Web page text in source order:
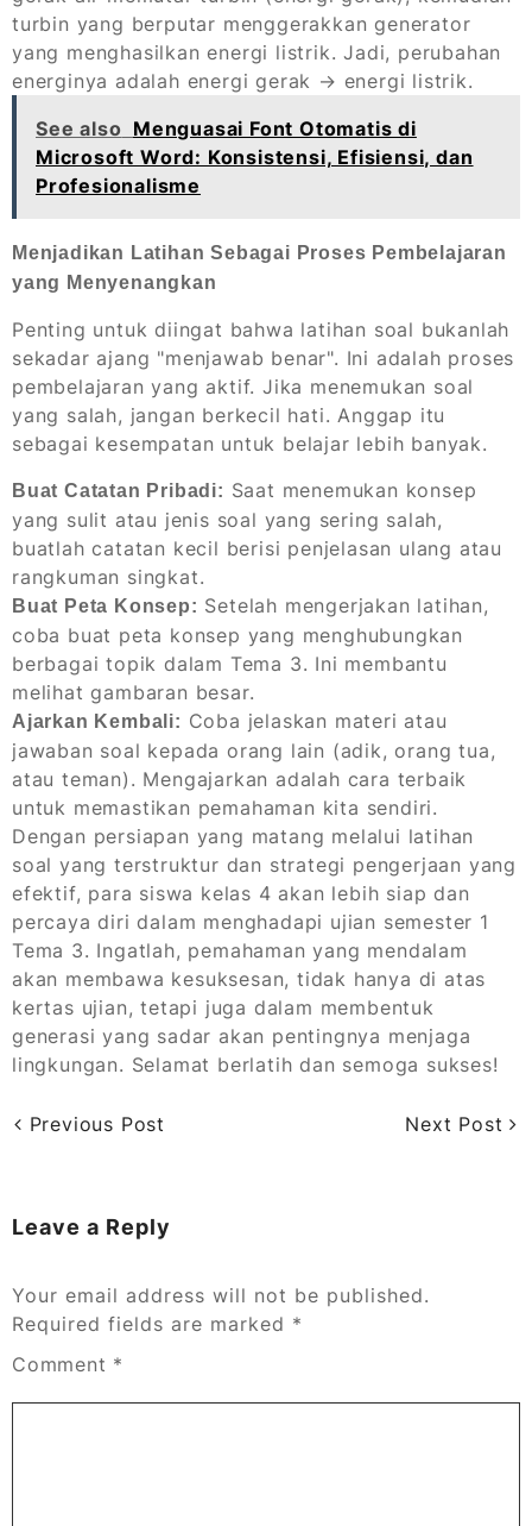
turbin yang berputar menggerakkan generator
yang menghasilkan energi listrik. Jadi, perubahan
energinya adalah energi gerak → energi listrik.
See also Menguasai Font Otomatis di
Microsoft Word: Konsistensi, Efisiensi, dan
Profesionalisme
Menjadikan Latihan Sebagai Proses Pembelajaran
yang Menyenangkan
Penting untuk diingat bahwa latihan soal bukanlah
sekadar ajang "menjawab benar". Ini adalah proses
pembelajaran yang aktif. Jika menemukan soal
yang salah, jangan berkecil hati. Anggap itu
sebagai kesempatan untuk belajar lebih banyak.
Buat Catatan Pribadi: Saat menemukan konsep
yang sulit atau jenis soal yang sering salah,
buatlah catatan kecil berisi penjelasan ulang atau
rangkuman singkat.
Buat Peta Konsep: Setelah mengerjakan latihan,
coba buat peta konsep yang menghubungkan
berbagai topik dalam Tema 3. Ini membantu
melihat gambaran besar.
Ajarkan Kembali: Coba jelaskan materi atau
jawaban soal kepada orang lain (adik, orang tua,
atau teman). Mengajarkan adalah cara terbaik
untuk memastikan pemahaman kita sendiri.
Dengan persiapan yang matang melalui latihan
soal yang terstruktur dan strategi pengerjaan yang
efektif, para siswa kelas 4 akan lebih siap dan
percaya diri dalam menghadapi ujian semester 1
Tema 3. Ingatlah, pemahaman yang mendalam
akan membawa kesuksesan, tidak hanya di atas
kertas ujian, tetapi juga dalam membentuk
generasi yang sadar akan pentingnya menjaga
lingkungan. Selamat berlatih dan semoga sukses!
Previous Post Next Post
Leave a Reply
Your email address will not be published.
Required fields are marked *
Comment *